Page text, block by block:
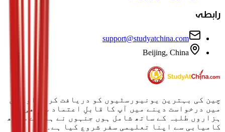
رابطہ
support@studyatchina.com
Beijing, China
چین کی بہترین یونیورسٹیوں کو دریافت کرنے اور ان
میں درخواست دینے میں آپ کا قابلِ اعتماد ساتھی۔
ہزاروں طلبہ کے ساتھ شامل ہوں جنہوں نے ہمارے ساتھ
کامیابی سے اپنا تعلیمی سفر شروع کیا ہے۔